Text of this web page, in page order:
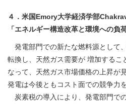
４．米国Emory大学経済学部
「エネルギー構造改革と環境への負
発電部門での新たな燃料源として
転換し、天然ガス需要が 増加するこ
なって、天然ガス市場価格の上昇が
発電は今後ともコスト面での競争力
炭素税の導入により、発電部門で